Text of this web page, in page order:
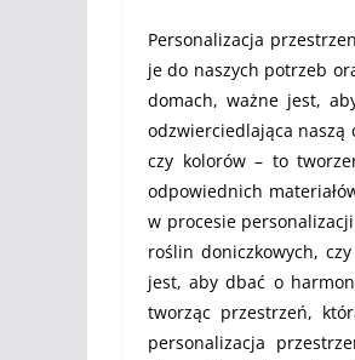
Personalizacja
je do naszych potrzeb
domach, ważne jest,
odzwierciedlająca naszą
czy kolorów – to
odpowiednich
w procesie
roślin doniczkowych,
jest, aby dbać o
tworząc przestrzeń,
personalizacja